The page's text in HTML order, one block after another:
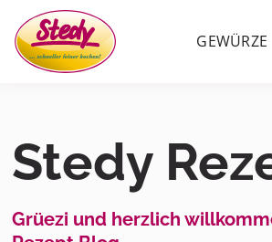
GEWÜRZE
Stedy
Grüezi und herzlich